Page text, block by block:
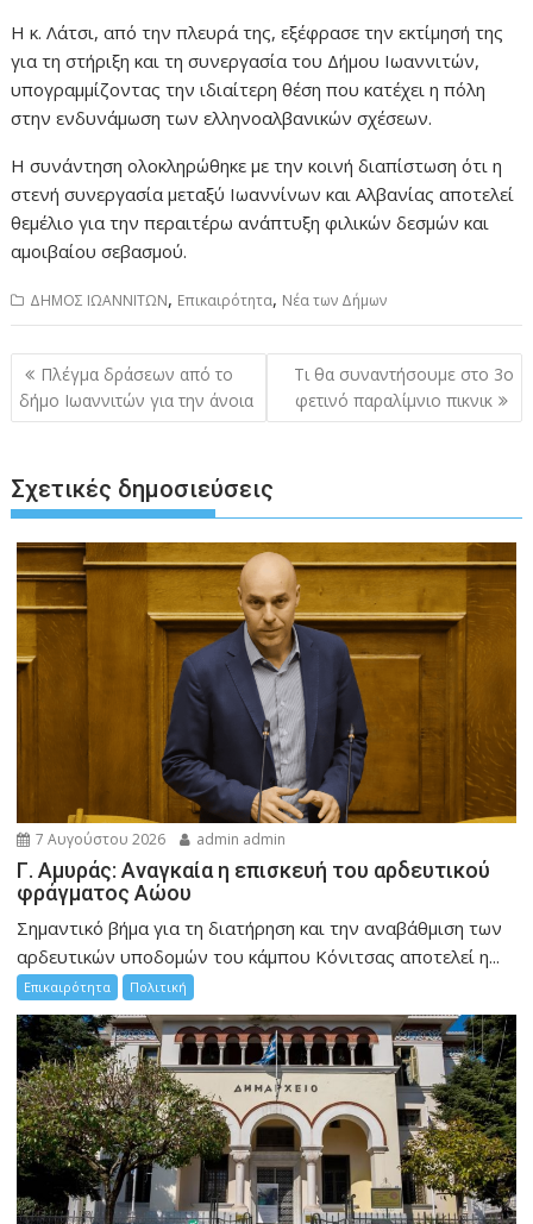
Η κ. Λάτσι, από την πλευρά της, εξέφρασε την εκτίμησή της
για τη στήριξη και τη συνεργασία του Δήμου Ιωαννιτών,
υπογραμμίζοντας την ιδιαίτερη θέση που κατέχει η πόλη
στην ενδυνάμωση των ελληνοαλβανικών σχέσεων.
Η συνάντηση ολοκληρώθηκε με την κοινή διαπίστωση ότι η
στενή συνεργασία μεταξύ Ιωαννίνων και Αλβανίας αποτελεί
θεμέλιο για την περαιτέρω ανάπτυξη φιλικών δεσμών και
αμοιβαίου σεβασμού.
ΔΗΜΟΣ ΙΩΑΝΝΙΤΩΝ, Επικαιρότητα, Νέα των Δήμων
Πλοήγηση
άρθρων
Πλέγμα δράσεων από το
δήμο Ιωαννιτών για την άνοια
Τι θα συναντήσουμε στο 3ο
φετινό παραλίμνιο πικνικ
Σχετικές δημοσιεύσεις
7 Αυγούστου 2026 admin admin
Γ. Αμυράς: Αναγκαία η επισκευή του αρδευτικού
φράγματος Αώου
Σημαντικό βήμα για τη διατήρηση και την αναβάθμιση των
αρδευτικών υποδομών του κάμπου Κόνιτσας αποτελεί η...
Επικαιρότητα Πολιτική